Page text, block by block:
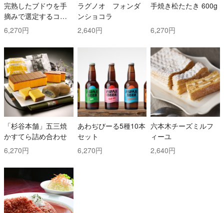
完熟したブドウを手
摘みで選定するコス
トと時間を掛けた白
ワイン2本セット！ ト
ッリ社/トレッビアー
ノ・ダブルッツォ 42
0 & コッリ・アプルテ
ィーニ 420 ぺコリー
ノ
6,270円
ラグノオ フォンダ
ンショコラ
2,640円
手焼き松たたき 600g
6,270円
「杉谷本舗」五三焼
かすてら詰め合わせ
6,270円
あわぢびーる5種10本
セット
6,270円
六本木チーズミルフ
ィーユ
2,640円